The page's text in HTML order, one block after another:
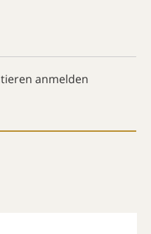
anmelden